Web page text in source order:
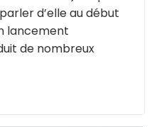
d’elle au début
lancement
de nombreux